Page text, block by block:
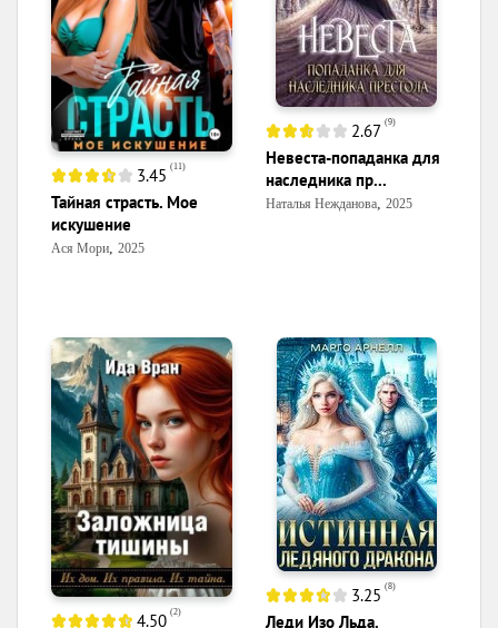
3.45 (11)
Тайная страсть. Мое
искушение
Ася Мори, 2025
2.67 (9)
Невеста-попаданка для
наследника пр...
Наталья Нежданова, 2025
4.50 (2)
3.25 (8)
Леди Изо Льда.